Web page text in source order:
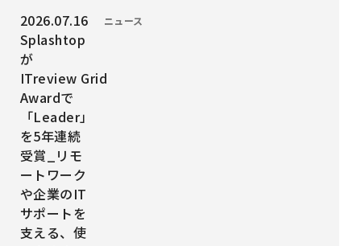
投稿日時：
2026.07.16 カテゴリー：
ニュース
Splashtop
が
ITreview Grid
Awardで
「Leader」
を5年連続
受賞_リモ
ートワーク
や企業のIT
サポートを
支える、使